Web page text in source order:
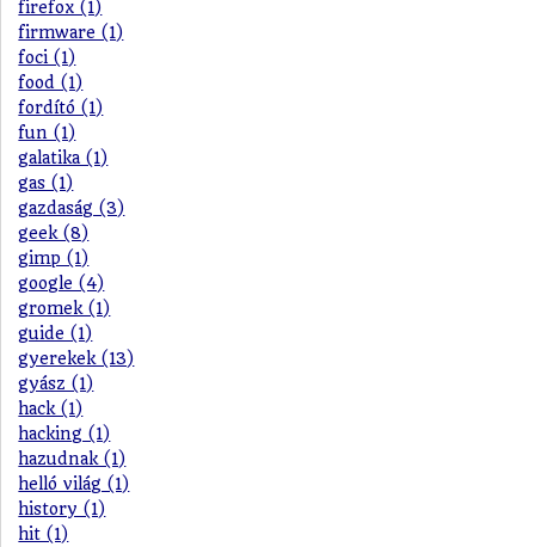
firefox (1)
firmware (1)
foci (1)
food (1)
fordító (1)
fun (1)
galatika (1)
gas (1)
gazdaság (3)
geek (8)
gimp (1)
google (4)
gromek (1)
guide (1)
gyerekek (13)
gyász (1)
hack (1)
hacking (1)
hazudnak (1)
helló világ (1)
history (1)
hit (1)